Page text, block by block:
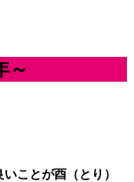
～
ことが酉（とり）